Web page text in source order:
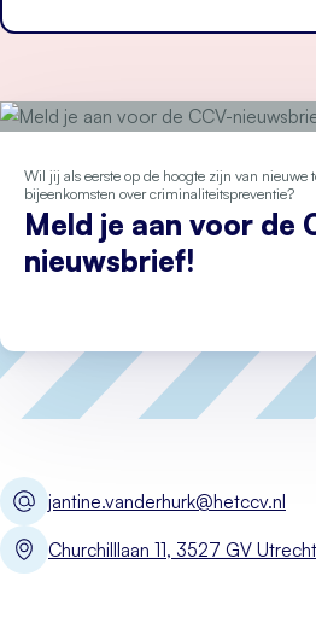
Wil jij als eerste op de hoogte zijn van nieuwe
bijeenkomsten over criminaliteitspreventie?
Meld je aan voor de
nieuwsbrief!
jantine.vanderhurk@hetccv.nl
Churchilllaan 11, 3527 GV Utrecht